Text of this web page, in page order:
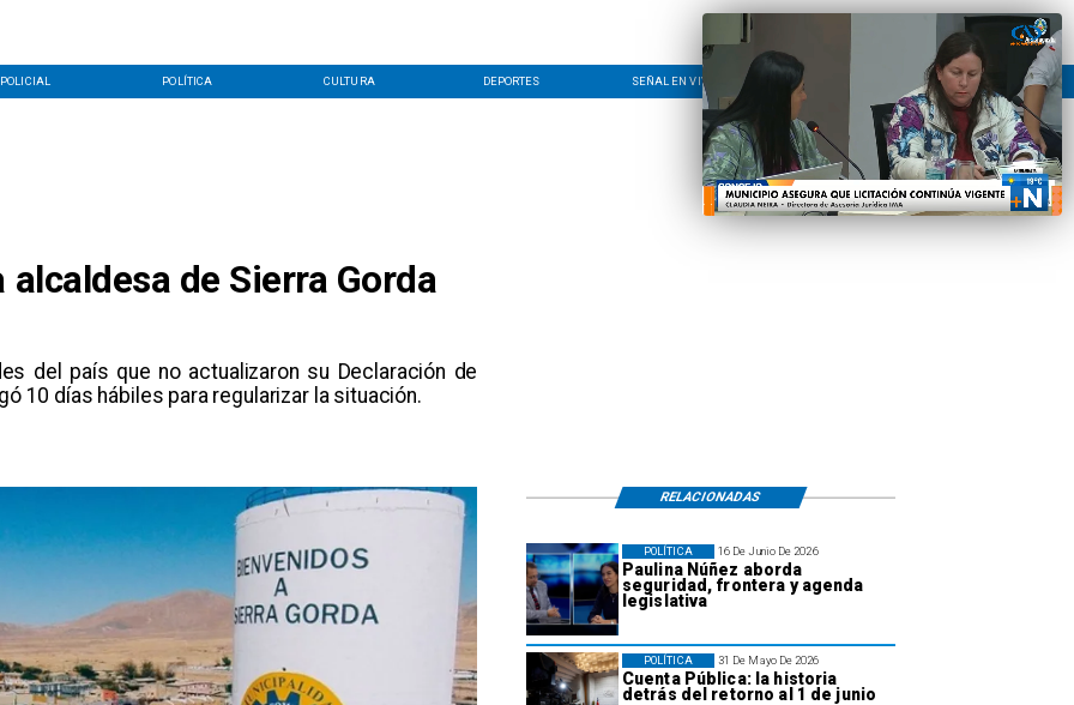
POLICIAL POLÍTICA CULTURA DEPORTES SEÑAL EN VIVO LÍNEA EDITORIAL
de Sierra Gorda
del país que no actualizaron su Declaración de
10 días hábiles para regularizar la situación.
16 De Junio De 2026
Paulina Núñez aborda
seguridad, frontera y agenda
legislativa
POLÍTICA
31 De Mayo De 2026
Cuenta Pública: la historia
detrás del retorno al 1 de junio
POLÍTICA
RELACIONADAS